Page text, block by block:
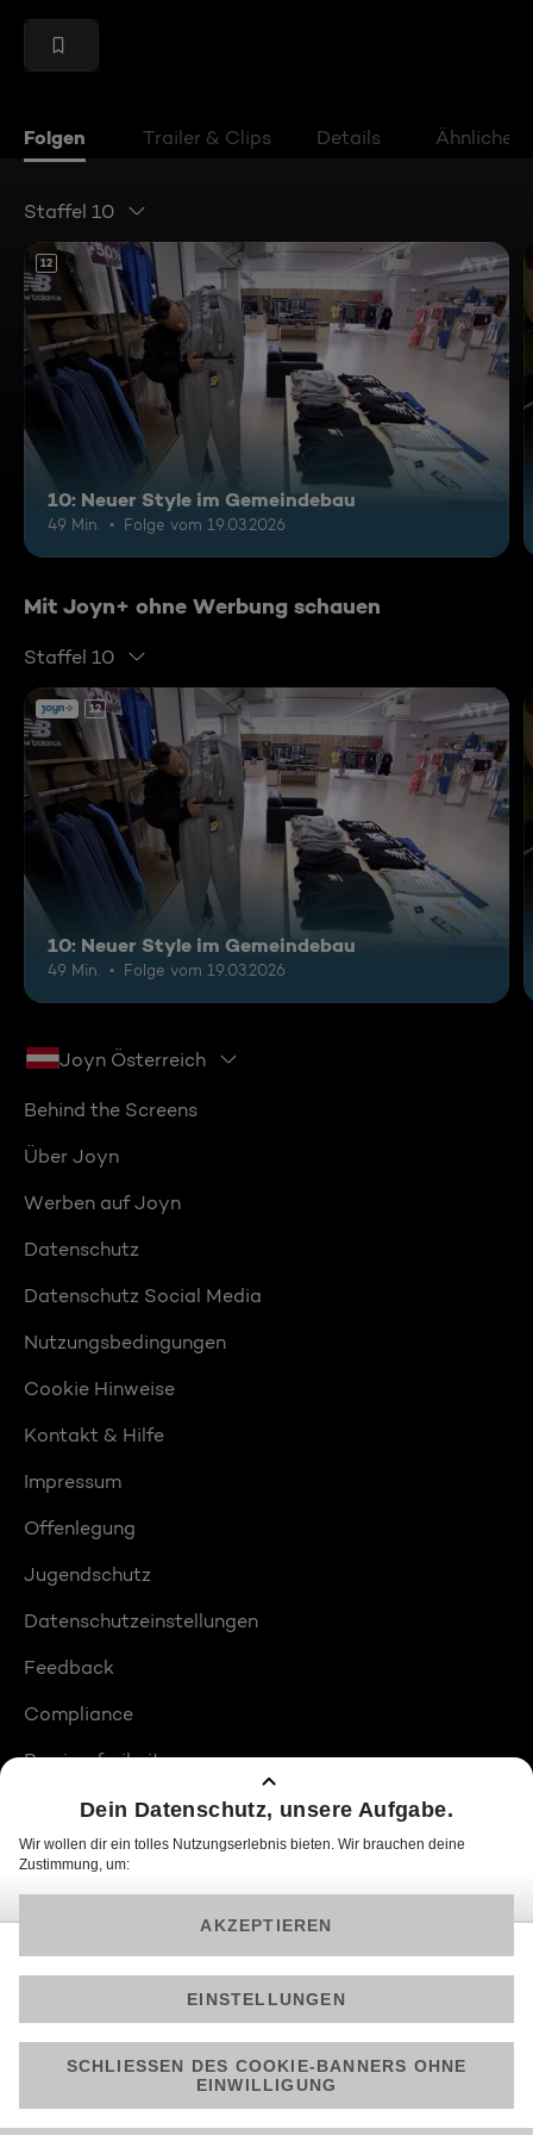
Folgen Trailer & Clips Details Ähnliche
Staffel 10
12
10: Neuer Style im Gemeindebau
49 Min. Folge vom 19.03.2026
Mit Joyn+ ohne Werbung schauen
Staffel 10
12
10: Neuer Style im Gemeindebau
49 Min. Folge vom 19.03.2026
Joyn Österreich
Behind the Screens
Über Joyn
Werben auf Joyn
Datenschutz
Datenschutz Social Media
Nutzungsbedingungen
Cookie Hinweise
Kontakt & Hilfe
Impressum
Offenlegung
Jugendschutz
Datenschutzeinstellungen
Feedback
Compliance
Barrierefreiheit
Produktplatzierungen